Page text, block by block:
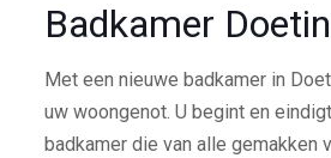
Badkamer
Met een nieuwe badkamer in
uw woongenot. U begint en
badkamer die van alle gemakken